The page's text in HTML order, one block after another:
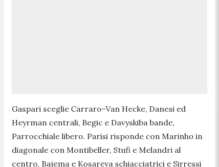
Gaspari sceglie Carraro-Van Hecke, Danesi ed
Heyrman centrali, Begic e Davyskiba bande,
Parrocchiale libero. Parisi risponde con Marinho in
diagonale con Montibeller, Stufi e Melandri al
centro, Bajema e Kosareva schiacciatrici e Sirressi